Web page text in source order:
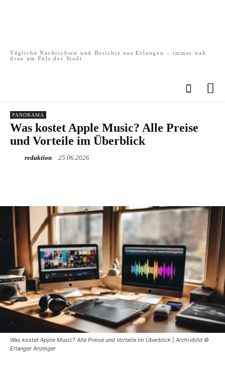
Tägliche Nachrichten und Berichte aus Erlangen – immer nah
dran am Puls der Stadt
PANORAMA
Was kostet Apple Music? Alle Preise
und Vorteile im Überblick
redaktion 25.06.2026
Was kostet Apple Music? Alle Preise und Vorteile im Überblick | Archivbild ©
Erlanger Anzeiger